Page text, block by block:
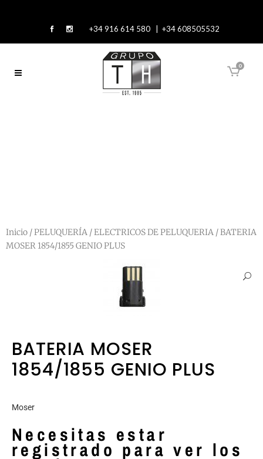
+34 916 614 580 | +34 608505532
0
Inicio /PELUQUERÍA /ELECTRICOS DE PELUQUERIA / BATERIA
MOSER 1854/1855 GENIO PLUS
BATERIA MOSER
1854/1855 GENIO PLUS
Moser
Necesitas estar
registrado para ver los